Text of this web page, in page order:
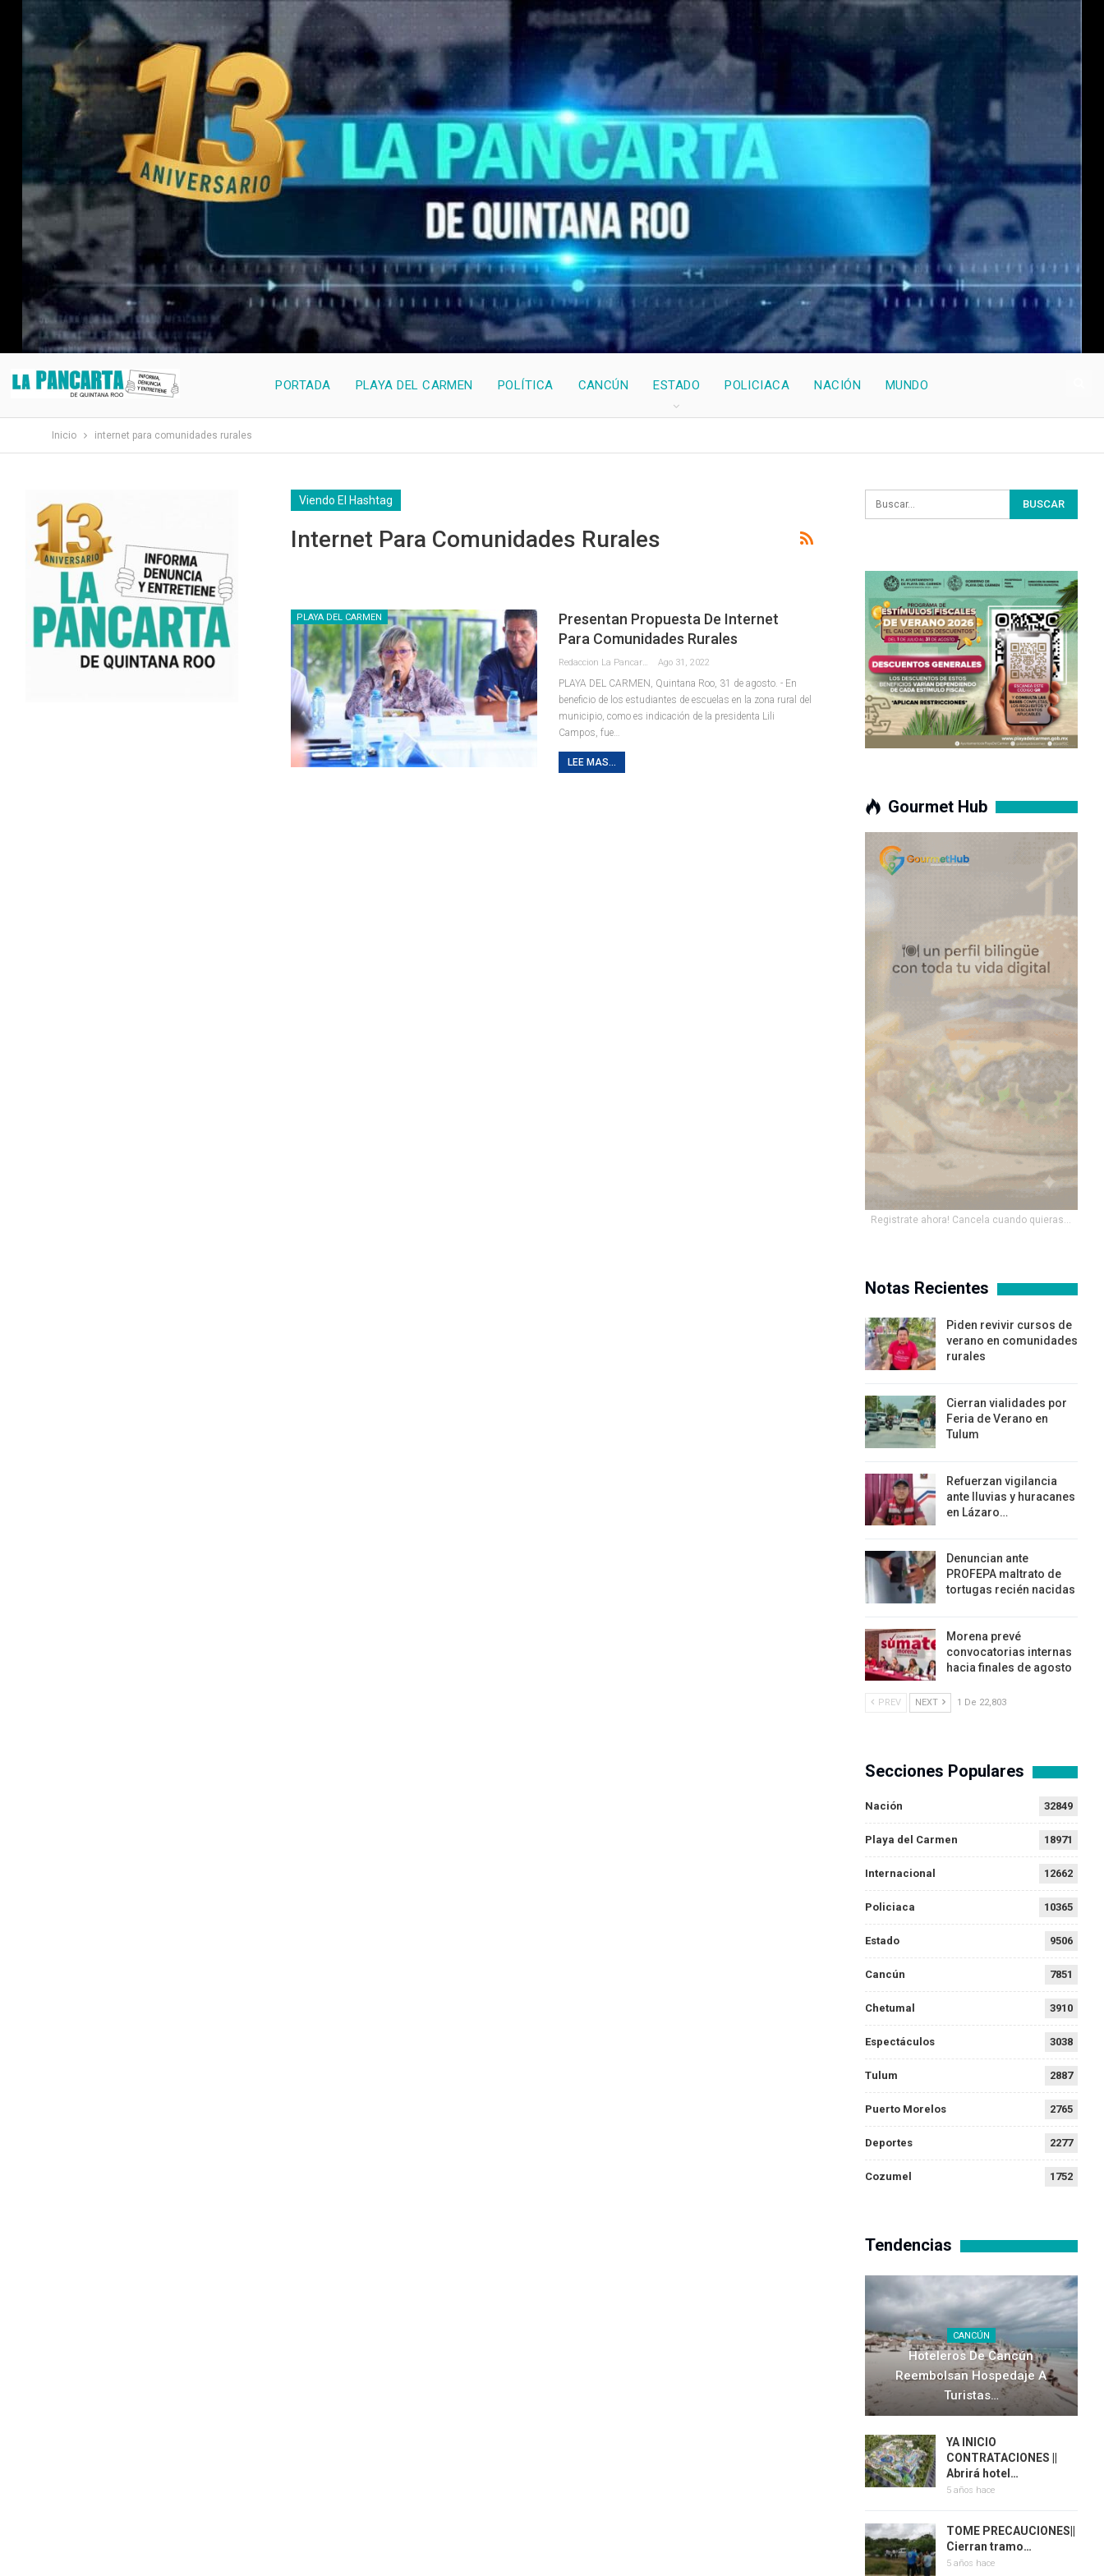
PORTADA PLAYA DEL CARMEN POLÍTICA CANCÚN ESTADO POLICIACA NACIÓN MUNDO
Inicio internet para comunidades rurales
Viendo El Hashtag
Internet Para Comunidades Rurales
PLAYA DEL CARMEN
Presentan Propuesta De Internet
Para Comunidades Rurales
Ago 31, 2022
PLAYA DEL CARMEN, Quintana Roo, 31 de agosto. - En
beneficio de los estudiantes de escuelas en la zona rural del
municipio, como es indicación de la presidenta Lili
Campos, fue
LEE MAS...
Gourmet Hub
Registrate ahora! Cancela cuando quieras...
Notas Recientes
Piden revivir cursos de
verano en comunidades
rurales
Cierran vialidades por
Feria de Verano en
Tulum
Refuerzan vigilancia
ante lluvias y huracanes
en Lázaro…
Denuncian ante
PROFEPA maltrato de
tortugas recién nacidas
Morena prevé
convocatorias internas
hacia finales de agosto
PREV NEXT 1 De 22,803
Secciones Populares
Nación 32849
Playa del Carmen 18971
Internacional 12662
Policiaca 10365
Estado 9506
Cancún 7851
Chetumal 3910
Espectáculos 3038
Tulum 2887
Puerto Morelos 2765
Deportes 2277
Cozumel 1752
Tendencias
CANCÚN
Hoteleros De Cancún
Reembolsan Hospedaje A
Turistas…
YA INICIO
CONTRATACIONES ||
Abrirá hotel…
5 años hace
TOME PRECAUCIONES||
Cierran tramo…
5 años hace